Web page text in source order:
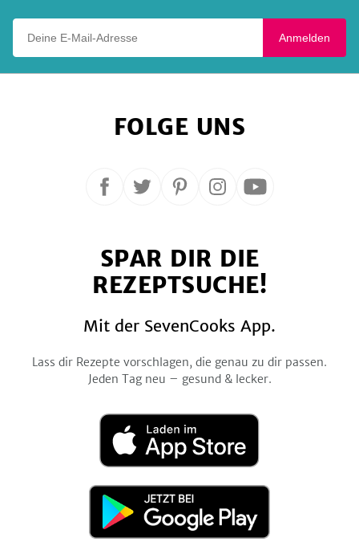
Anmelden
FOLGE UNS
Folge
Facebook
Folge
Twitter
Folge
Pinterest
Folge
Instagram
Folge
YouTube
SPAR DIR DIE
REZEPTSUCHE!
Mit der SevenCooks App.
Lass dir Rezepte vorschlagen, die genau zu dir passen.
Jeden Tag neu – gesund & lecker.
Laden
im
App
Jetzt
Google